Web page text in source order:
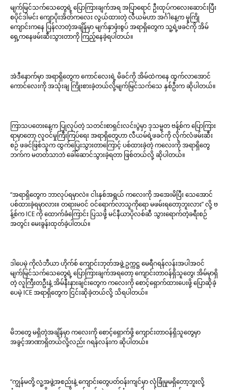
မျက်မြင်သက်သေတွေရဲ့ ပြောကြားချက်အရ အပြာရောင် ဦးထုပ်ကလေးဆောင်းပြီး
စပိုင်ဒါမင်း ကျောပိုးအိတ်ကလေး လွယ်ထားတဲ့ လီယမ်ဟာ အင်္ဂါနေ့က မူကြို
ကျောင်းကနေ ပြန်လာတဲ့အချိန်မှာ မျက်နှာဖုံးစွပ် အရာရှိတွေက သူ့ရဲ့ဖခင်ကို အိမ်
ရှေ့ကနေဖမ်းဆီးသွားတာကို ကြည့်နေခဲ့ရပါတယ်။
အဲဒီနောက်မှာ အရာရှိတွေက ကောင်လေးရဲ့ မိခင်ကို အိမ်ထဲကနေ ထွက်လာအောင်
ကောင်လေးကို အသုံးချ ကြိုးစားခဲ့တယ်လို့မျက်မြင်သက်သေ နှစ်ဦးက ဆိုပါတယ်။
ကြာသပတေးနေ့က ပြုလုပ်တဲ့ သတင်းစာရှင်းလင်းပွဲမှာ ဒုသမ္မတ ဗန့်စ်က ပြောကြား
ရာမှာတော့ လူဝင်မှုကြီးကြပ်ရေး အရာရှိတွေဟာ လီယမ်ရဲ့ဖခင်ကို လိုက်လံဖမ်းဆီး
စဉ် ဖခင်ဖြစ်သူက ထွက်ပြေးသွားတာကြောင့် ပစ်ထားခဲ့တဲ့ ကလေးကို အရာရှိတွေ
ဘက်က မတတ်သာဘဲ ခေါ်ဆောင်သွားခဲ့ရတာ ဖြစ်တယ်လို့ ဆိုပါတယ်။
“အရာရှိတွေက ဘာလုပ်ရမှာလဲ။ ငါးနှစ်အရွယ် ကလေးကို အအေးမိပြီး သေအောင်
ပစ်ထားခဲ့ရမှာလား။ တရားမဝင် ဝင်ရောက်လာသူကိုရော မဖမ်းရတော့ဘူးလား” လို့ ဗ
န့်စ်က ICE ကို ထောက်ခံကြောင်း ပြသဖို့ မင်နီယာပိုလစ်ဆီ သွားရောက်တဲ့ခရီးစဉ်
အတွင်း မေးခွန်းထုတ်ခဲ့ပါတယ်။
ဒါပေမဲ့ ကိုလံဘီယာ ဟိုက်စ် ကျောင်းဘုတ်အဖွဲ့ ဥက္ကဋ္ဌ မေရီဂရန်လန်းအပါအဝင်
မျက်မြင်သက်သေတွေရဲ့ ပြောကြားချက်အရတော့ ကျောင်းတာဝန်ရှိသူတွေ၊ အိမ်မှာရှိ
တဲ့ လူကြီးတဦးနဲ့ အိမ်နီးနားချင်းတွေက ကလေးကို စောင့်ရှောက်ထားပေးဖို့ ပြောဆိုခဲ့
ပေမဲ့ ICE အရာရှိတွေက ငြင်းဆိုခဲ့တယ်လို့ သိရပါတယ်။
မိဘတွေ မရှိတဲ့အချိန်မှာ ကလေးကို စောင့်ရှောက်ဖို့ ကျောင်းတာဝန်ရှိသူတွေမှာ
အခွင့်အာဏာရှိတယ်လို့လည်း ဂရန်လန်းက ဆိုပါတယ်။
“ကျွန်မတို့ လူ့အဖွဲ့အစည်းနဲ့ ကျောင်းတွေပတ်ဝန်းကျင်မှာ လုံခြုံမှုမရှိတော့ဘူးလို့